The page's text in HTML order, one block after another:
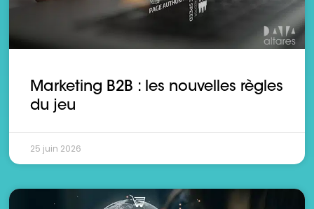
Marketing B2B : les nouvelles règles
du jeu
25 juin 2026